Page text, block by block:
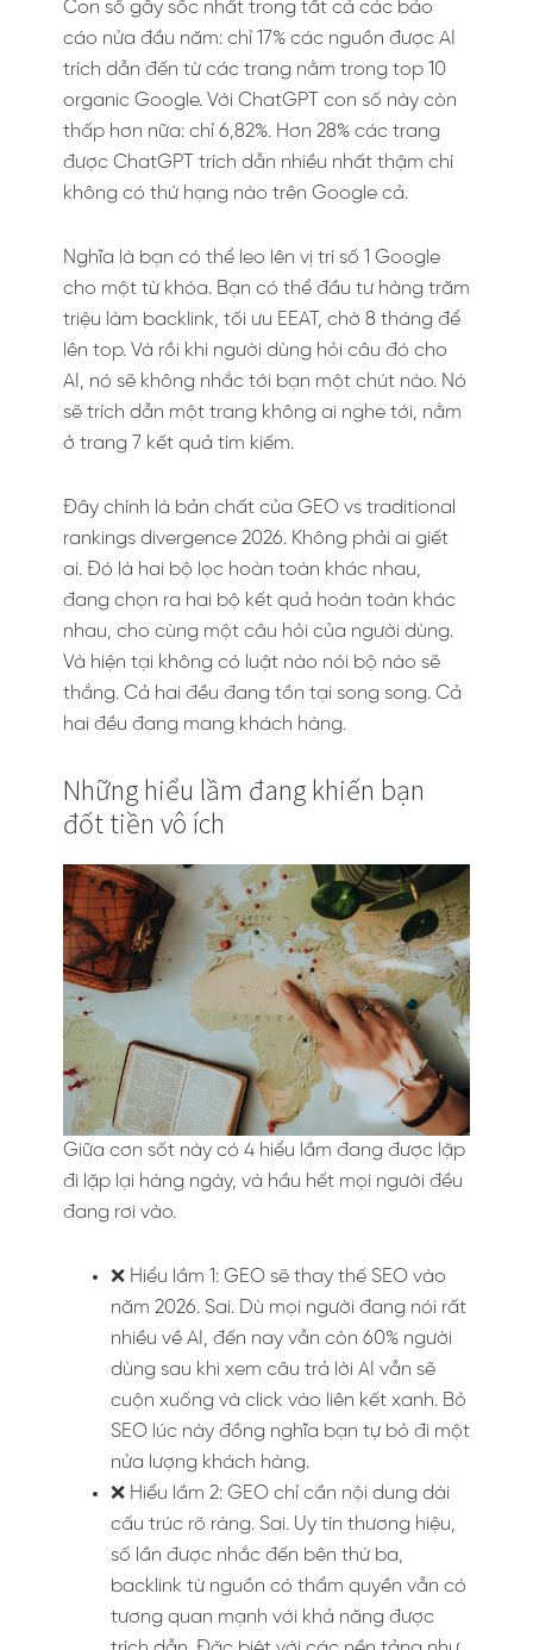
Con số gây sốc nhất trong tất cả các báo
cáo nửa đầu năm: chỉ 17% các nguồn được AI
trích dẫn đến từ các trang nằm trong top 10
organic Google. Với ChatGPT con số này còn
thấp hơn nữa: chỉ 6,82%. Hơn 28% các trang
được ChatGPT trích dẫn nhiều nhất thậm chí
không có thứ hạng nào trên Google cả.
Nghĩa là bạn có thể leo lên vị trí số 1 Google
cho một từ khóa. Bạn có thể đầu tư hàng trăm
triệu làm backlink, tối ưu EEAT, chờ 8 tháng để
lên top. Và rồi khi người dùng hỏi câu đó cho
AI, nó sẽ không nhắc tới bạn một chút nào. Nó
sẽ trích dẫn một trang không ai nghe tới, nằm
ở trang 7 kết quả tìm kiếm.
Đây chính là bản chất của GEO vs traditional
rankings divergence 2026. Không phải ai giết
ai. Đó là hai bộ lọc hoàn toàn khác nhau,
đang chọn ra hai bộ kết quả hoàn toàn khác
nhau, cho cùng một câu hỏi của người dùng.
Và hiện tại không có luật nào nói bộ nào sẽ
thắng. Cả hai đều đang tồn tại song song. Cả
hai đều đang mang khách hàng.
Những hiểu lầm đang khiến bạn
đốt tiền vô ích
Giữa cơn sốt này có 4 hiểu lầm đang được lặp
đi lặp lại hàng ngày, và hầu hết mọi người đều
đang rơi vào.
❌ Hiểu lầm 1: GEO sẽ thay thế SEO vào
năm 2026. Sai. Dù mọi người đang nói rất
nhiều về AI, đến nay vẫn còn 60% người
dùng sau khi xem câu trả lời AI vẫn sẽ
cuộn xuống và click vào liên kết xanh. Bỏ
SEO lúc này đồng nghĩa bạn tự bỏ đi một
nửa lượng khách hàng.
❌ Hiểu lầm 2: GEO chỉ cần nội dung dài
cấu trúc rõ ràng. Sai. Uy tín thương hiệu,
số lần được nhắc đến bên thứ ba,
backlink từ nguồn có thẩm quyền vẫn có
tương quan mạnh với khả năng được